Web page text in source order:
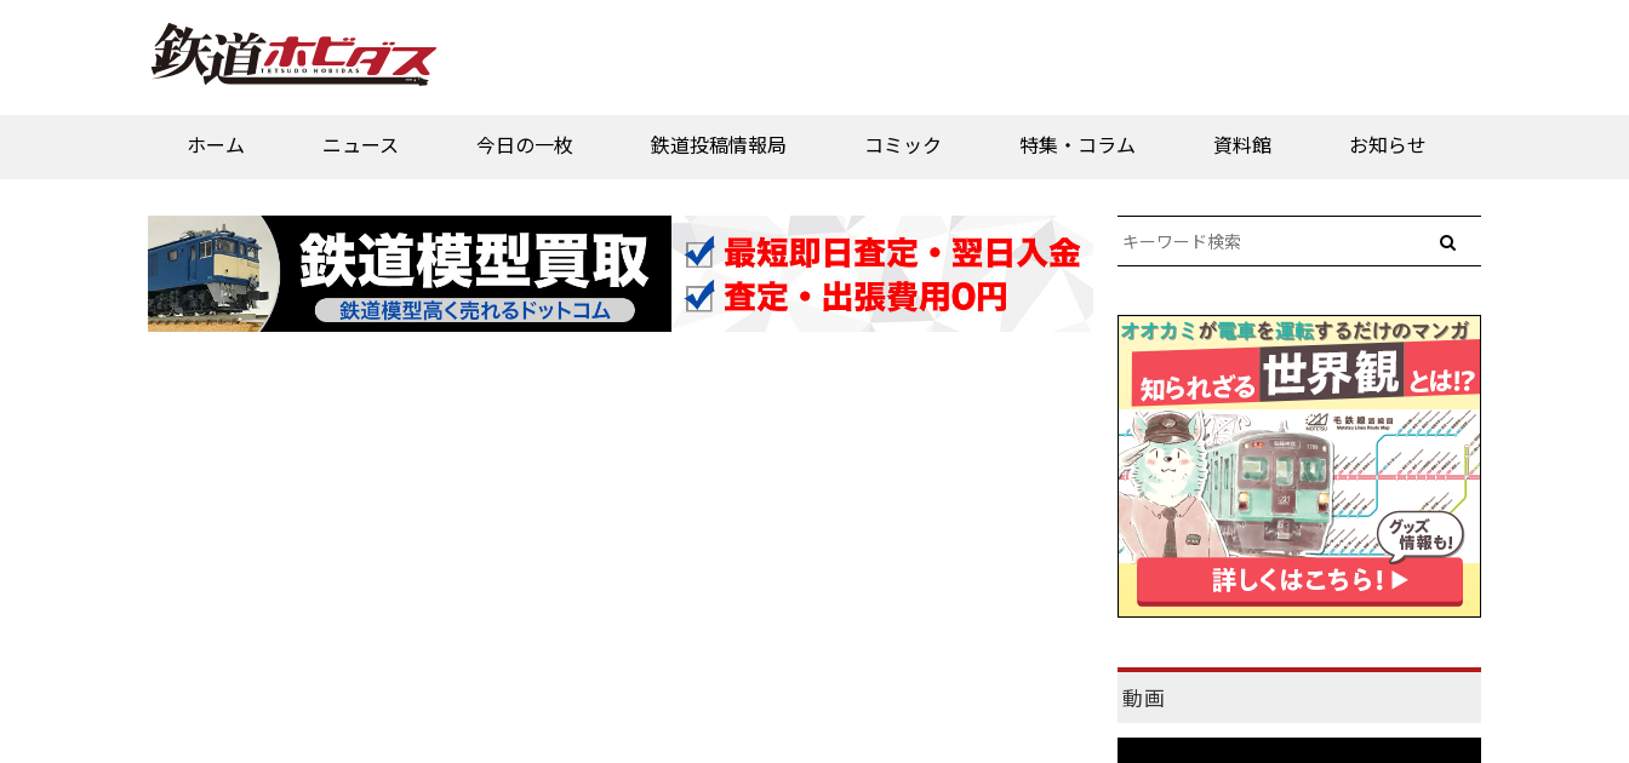
ホーム ニュース 今日の一枚 鉄道投稿情報局 コミック 特集・コラム 資料館 お知らせ
動画